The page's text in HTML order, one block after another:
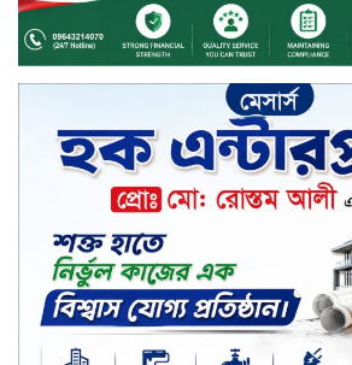
ডিজিটাল স্ক্রিন
শিক্ষার্থীরা;
খুন্তি-কোদালে
শান্তা পিনাকলে
সভা অনুষ্ঠিত
কাফরুলে
ইশতিয়াক আজিজ
টাকার দুর্নীতি,
সন্ত্রাসী হামলা